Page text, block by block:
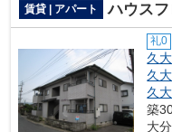
賃貸 | アパート ハウス
礼0
久
久
久
築
大